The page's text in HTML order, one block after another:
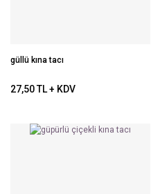
güllü kına tacı
27,50 TL + KDV